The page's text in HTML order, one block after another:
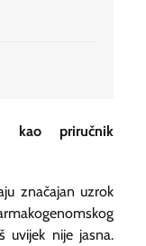
kao priručnik
značajan uzrok
uvijek nije jasna.